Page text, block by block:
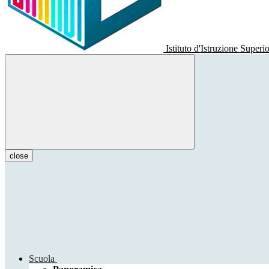
Istituto d'Istruzione
close
Scuola